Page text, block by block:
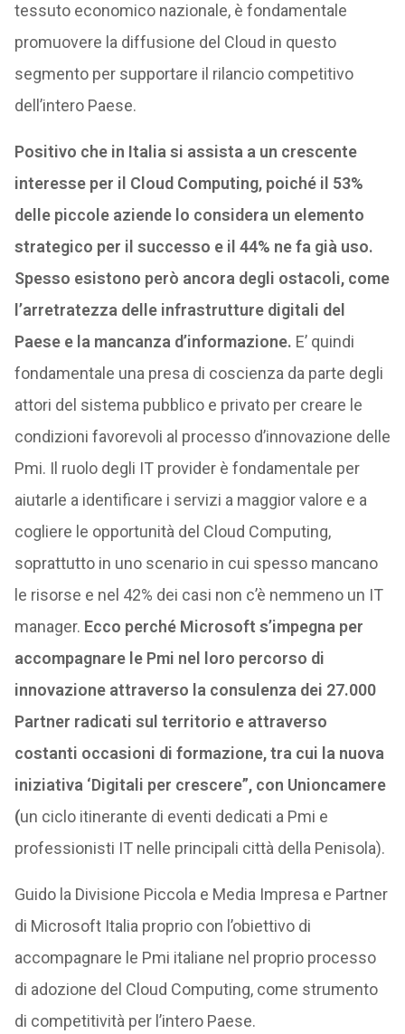
tessuto economico nazionale, è fondamentale
promuovere la diffusione del Cloud in questo
segmento per supportare il rilancio competitivo
dell’intero Paese.
Positivo che in Italia si assista a un crescente
interesse per il Cloud Computing, poiché il 53%
delle piccole aziende lo considera un elemento
strategico per il successo e il 44% ne fa già uso.
Spesso esistono però ancora degli ostacoli, come
l’arretratezza delle infrastrutture digitali del
Paese e la mancanza d’informazione. E’ quindi
fondamentale una presa di coscienza da parte degli
attori del sistema pubblico e privato per creare le
condizioni favorevoli al processo d’innovazione delle
Pmi. Il ruolo degli IT provider è fondamentale per
aiutarle a identificare i servizi a maggior valore e a
cogliere le opportunità del Cloud Computing,
soprattutto in uno scenario in cui spesso mancano
le risorse e nel 42% dei casi non c’è nemmeno un IT
manager. Ecco perché Microsoft s’impegna per
accompagnare le Pmi nel loro percorso di
innovazione attraverso la consulenza dei 27.000
Partner radicati sul territorio e attraverso
costanti occasioni di formazione, tra cui la nuova
iniziativa ‘Digitali per crescere”, con Unioncamere
(un ciclo itinerante di eventi dedicati a Pmi e
professionisti IT nelle principali città della Penisola).
Guido la Divisione Piccola e Media Impresa e Partner
di Microsoft Italia proprio con l’obiettivo di
accompagnare le Pmi italiane nel proprio processo
di adozione del Cloud Computing, come strumento
di competitività per l’intero Paese.